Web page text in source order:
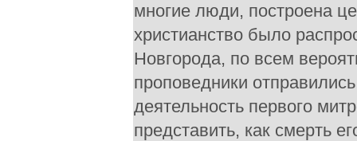
многие люди, построена
христианство было
Новгорода, по всем
проповедники
деятельность первого
представить, как смерть